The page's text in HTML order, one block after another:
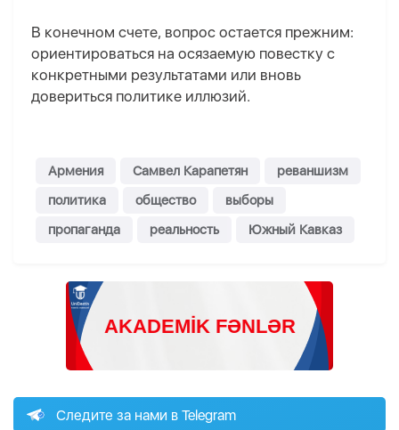
В конечном счете, вопрос остается прежним:
ориентироваться на осязаемую повестку с
конкретными результатами или вновь
довериться политике иллюзий.
Армения Самвел Карапетян
реваншизм
политика
общество
выборы
пропаганда
реальность Южный Кавказ
Следите за нами в Telegram